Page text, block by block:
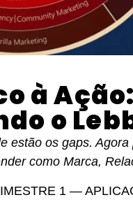
à Ação:
o
estão os gaps.
como Marca,
1 —